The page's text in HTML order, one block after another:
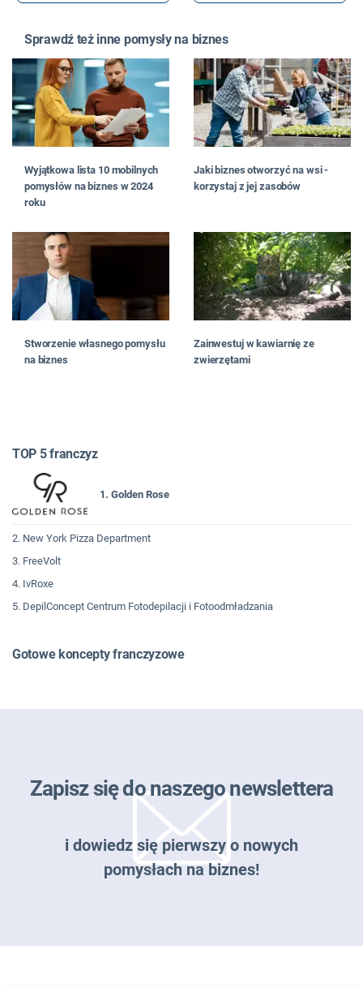
Sprawdź też inne pomysły na biznes
Wyjątkowa lista 10 mobilnych
pomysłów na biznes w 2024
roku
Jaki biznes otworzyć na wsi -
korzystaj z jej zasobów
Stworzenie własnego pomysłu
na biznes
Zainwestuj w kawiarnię ze
zwierzętami
TOP 5 franczyz
1. Golden Rose
2. New York Pizza Department
3. FreeVolt
4. IvRoxe
5. DepilConcept Centrum Fotodepilacji i Fotoodmładzania
Gotowe koncepty franczyzowe
Zapisz się do naszego newslettera
i dowiedz się pierwszy o nowych
pomysłach na biznes!